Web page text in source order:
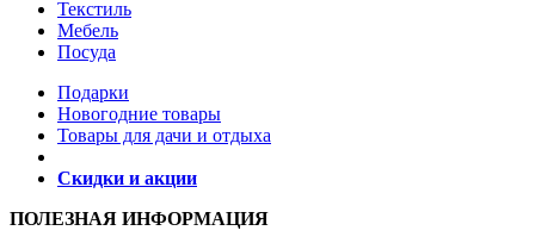
Текстиль
Мебель
Посуда
Подарки
Новогодние товары
Товары для дачи и отдыха
Скидки и акции
ПОЛЕЗНАЯ ИНФОРМАЦИЯ